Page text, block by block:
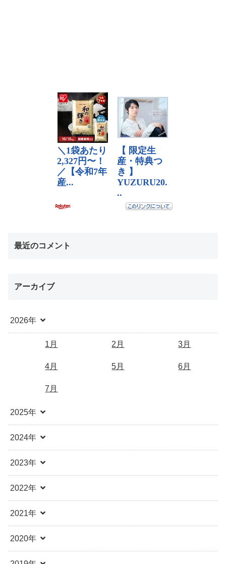
最近のコメント
アーカイブ
2026年
1月 2月 3月
4月 5月 6月
7月
2025年
2024年
2023年
2022年
2021年
2020年